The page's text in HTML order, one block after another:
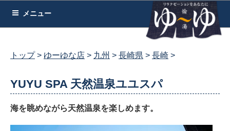
メニュー
トップ ゆーゆな店 九州 長崎県 長崎
YUYU SPA 天然温泉ユユスパ
海を眺めながら天然温泉を楽しめます。